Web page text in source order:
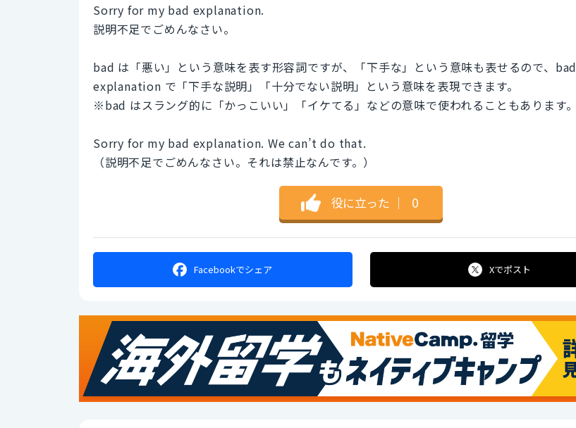
Sorry for my bad explanation.
説明不足でごめんなさい。
bad は「悪い」という意味を表す形容詞ですが、「下手な」という意味も表せるので、bad
explanation で「下手な説明」「十分でない説明」という意味を表現できます。
※bad はスラング的に「かっこいい」「イケてる」などの意味で使われることもあります。
Sorry for my bad explanation. We can’t do that.
（説明不足でごめんなさい。それは禁止なんです。）
役に立った ｜ 0
Facebookでシェア Xでポスト